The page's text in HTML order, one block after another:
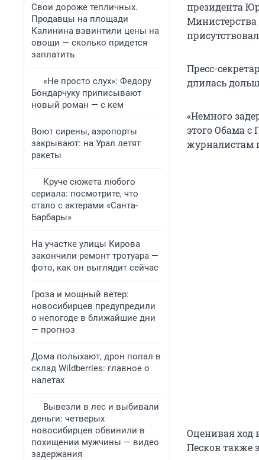
Свои дороже тепличных.
Продавцы на площади
Калинина взвинтили цены на
овощи — сколько придется
заплатить
«Не просто слух»: Федору
Бондарчуку приписывают
новый роман — с кем
Воют сирены, аэропорты
закрывают: на Урал летят
ракеты
Круче сюжета любого
сериала: посмотрите, что
стало с актерами «Санта-
Барбары»
На участке улицы Кирова
закончили ремонт тротуара —
фото, как он выглядит сейчас
Гроза и мощный ветер:
новосибирцев предупредили
о непогоде в ближайшие дни
— прогноз
Дома полыхают, дрон попал в
склад Wildberries: главное о
налетах
Вывезли в лес и выбивали
деньги: четверых
новосибирцев обвинили в
похищении мужчины — видео
задержания
президента
Пресс-
длилась
«Немного
этого Обама с
журналистам
Оценивая ход
Песков также